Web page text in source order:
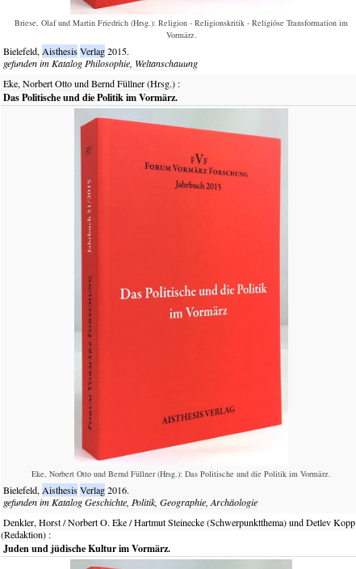
Briese, Olaf und Martin Friedrich (Hrsg.): Religion - Religionskritik - Religiöse Transformation im
Vormärz.
Bielefeld, Aisthesis Verlag 2015.
gefunden im Katalog Philosophie, Weltanschauung
Eke, Norbert Otto und Bernd Füllner (Hrsg.):
Das Politische und die Politik im Vormärz.
Eke, Norbert Otto und Bernd Füllner (Hrsg.): Das Politische und die Politik im Vormärz.
Bielefeld, Aisthesis Verlag 2016.
gefunden im KatalogGeschichte, Politik, Geographie, Archäologie
Denkler, Horst / Norbert O. Eke / Hartmut Steinecke (Schwerpunktthema) und Detlev Kopp
(Redaktion) :
Juden und jüdische Kultur im Vormärz.